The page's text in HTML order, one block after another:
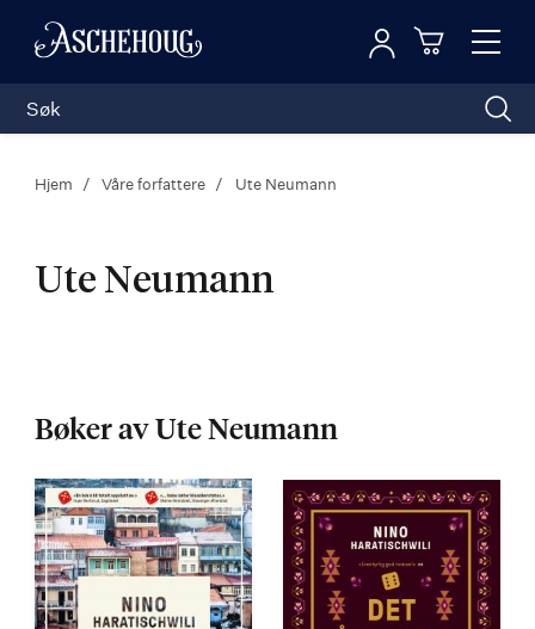
Toggle
Logg inn
Hjem Våre forfattere Ute Neumann
Ute Neumann
Bøker av Ute Neumann